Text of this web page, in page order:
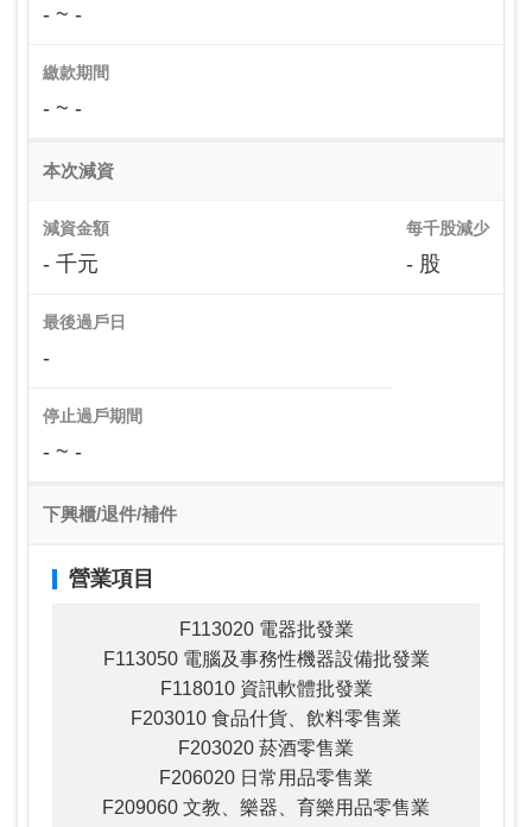
- ~ -
繳款期間
- ~ -
本次減資
減資金額
- 千元
每千股減少
- 股
最後過戶日
-
停止過戶期間
- ~ -
下興櫃/退件/補件
營業項目
F113020 電器批發業
F113050 電腦及事務性機器設備批發業
F118010 資訊軟體批發業
F203010 食品什貨、飲料零售業
F203020 菸酒零售業
F206020 日常用品零售業
F209060 文教、樂器、育樂用品零售業